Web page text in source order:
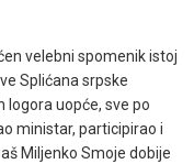
velebni spomenik istoj
Splićana srpske
logora uopće, sve po
ministar, participirao i
Miljenko Smoje dobije